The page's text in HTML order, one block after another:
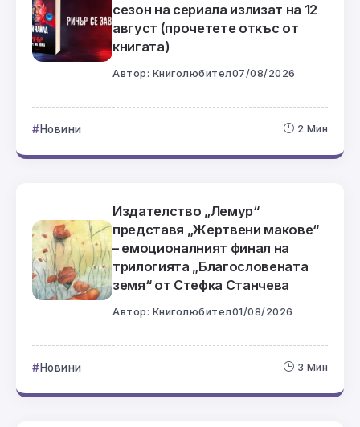
сезон на сериала излизат на 12
август (прочетете откъс от
книгата)
Автор: Книголюбител07/08/2026
Новини 2 Мин
Издателство „Лемур“
представя „Жертвени макове“
– емоционалният финал на
трилогията „Благословената
земя“ от Стефка Станчева
Автор: Книголюбител01/08/2026
Новини 3 Мин